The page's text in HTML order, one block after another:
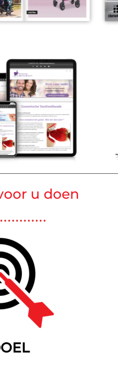
/ Huisstijl
Diversen
Avesqo
u doen